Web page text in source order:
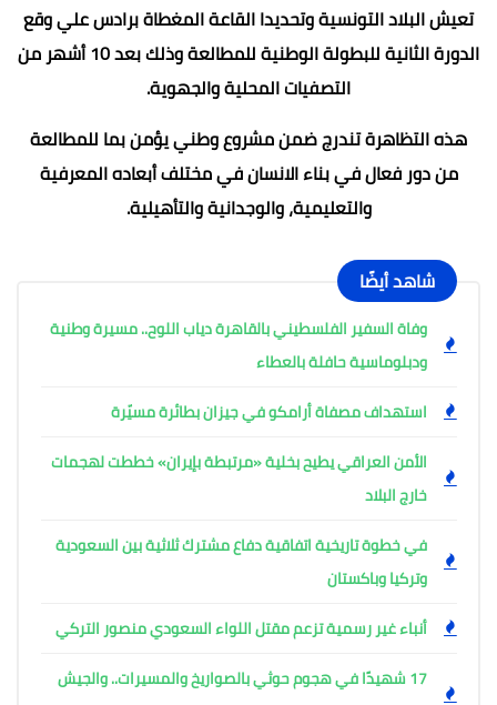
تعيش البلاد التونسية وتحديدا القاعة المغطاة برادس علي وقع
الدورة الثانية للبطولة الوطنية للمطالعة وذلك بعد 10 أشهر من
التصفيات المحلية والجهوية.
هذه التظاهرة تندرج ضمن مشروع وطني يؤمن بما للمطالعة
من دور فعال في بناء الانسان في مختلف أبعاده المعرفية
والتعليمية، والوجدانية والتأهيلية.
شاهد أيضًا
وفاة السفير الفلسطيني بالقاهرة دياب اللوح.. مسيرة وطنية
ودبلوماسية حافلة بالعطاء
استهداف مصفاة أرامكو في جيزان بطائرة مسيّرة
الأمن العراقي يطيح بخلية «مرتبطة بإيران» خططت لهجمات
خارج البلاد
في خطوة تاريخية اتفاقية دفاع مشترك ثلاثية بين السعودية
وتركيا وباكستان
أنباء غير رسمية تزعم مقتل اللواء السعودي منصور التركي
17 شهيدًا في هجوم حوثي بالصواريخ والمسيرات.. والجيش